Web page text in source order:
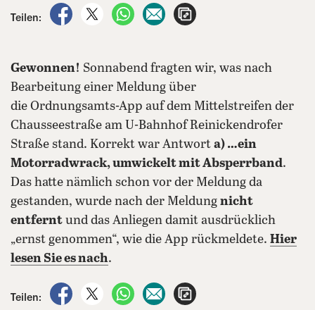
Teilen:
auf Facebook teilen
auf X teilenper WhatsApp teilen
per E-Mail teilen
Gewonnen! Sonnabend fragten wir, was nach
Bearbeitung einer Meldung über
die Ordnungsamts-App auf dem Mittelstreifen der
Chausseestraße am U-Bahnhof Reinickendrofer
Straße stand. Korrekt war Antwort a) …ein
Motorradwrack, umwickelt mit Absperrband.
Das hatte nämlich schon vor der Meldung da
gestanden, wurde nach der Meldung nicht
entfernt und das Anliegen damit ausdrücklich
„ernst genommen“, wie die App rückmeldete. Hier
lesen Sie es nach.
Teilen:
auf Facebook teilen
auf X teilenper WhatsApp teilen
per E-Mail teilen